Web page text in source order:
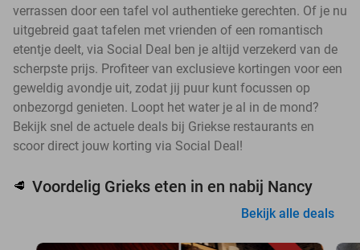
verrassen door een tafel vol authentieke gerechten. Of je nu
uitgebreid gaat tafelen met vrienden of een romantisch
etentje deelt, via Social Deal ben je altijd verzekerd van de
scherpste prijs. Profiteer van exclusieve kortingen voor een
geweldig avondje uit, zodat jij puur kunt focussen op
onbezorgd genieten. Loopt het water je al in de mond?
Bekijk snel de actuele deals bij Griekse restaurants en
scoor direct jouw korting via Social Deal!
🥩 Voordelig Grieks eten in en nabij Nancy
Bekijk alle deals